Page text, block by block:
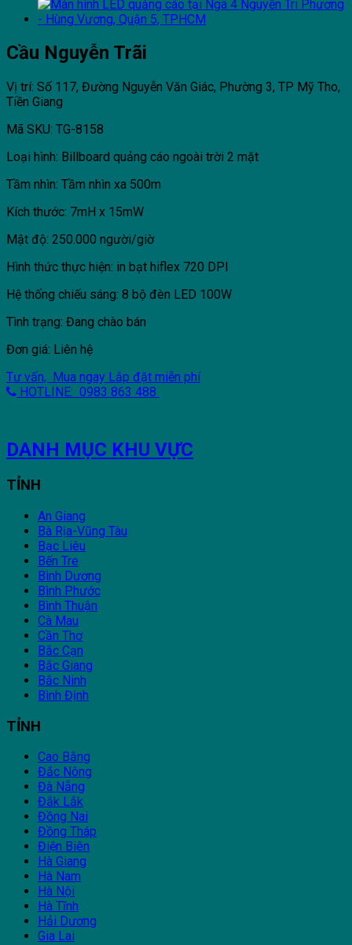
Cầu Nguyễn Trãi
Vị trí: Số 117, Đường Nguyễn Văn Giác, Phường 3, TP Mỹ Tho,
Tiền Giang
Mã SKU: TG-8158
Loại hình: Billboard quảng cáo ngoài trời 2 mặt
Tầm nhìn: Tầm nhìn xa 500m
Kích thước: 7mH x 15mW
Mật độ: 250.000 người/giờ
Hình thức thực hiện: in bạt hiflex 720 DPI
Hệ thống chiếu sáng: 8 bộ đèn LED 100W
Tình trạng: Đang chào bán
Đơn giá: Liên hệ
Tư vấn, Mua ngay Lắp đặt miễn phí
HOTLINE: 0983 863 488
DANH MỤC KHU VỰC
TỈNH
An Giang
Bà Rịa-Vũng Tàu
Bạc Liêu
Bến Tre
Bình Dương
Bình Phước
Bình Thuận
Cà Mau
Cần Thơ
Bắc Cạn
Bắc Giang
Bắc Ninh
Bình Định
TỈNH
Cao Bằng
Đắc Nông
Đà Nẵng
Đắk Lắk
Đồng Nai
Đồng Tháp
Điện Biên
Hà Giang
Hà Nam
Hà Nội
Hà Tĩnh
Hải Dương
Gia Lai